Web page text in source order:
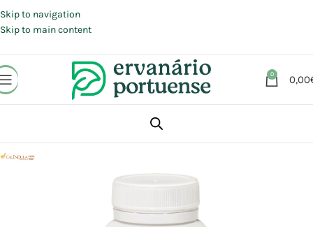
Skip to navigation
Skip to main content
0 0,00
Suplementos alimentares